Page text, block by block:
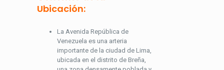
Ubicación:
La Avenida República de
Venezuela es una arteria
importante de la ciudad de Lima,
ubicada en el distrito de Breña,